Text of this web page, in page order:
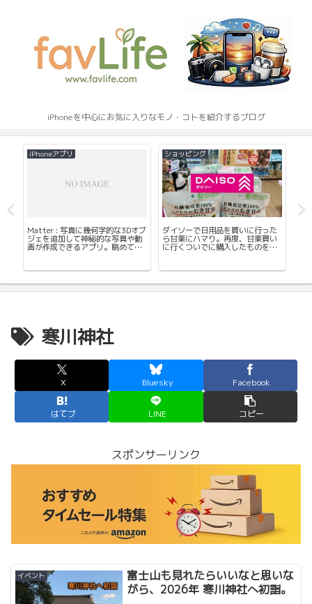
iPhoneを中心にお気に入りなモノ・コトを紹介するブログ
iPhoneアプリ
Matter : 写真に幾何学的な3Dオブ
ジェを追加して神秘的な写真や動
画が作成できるアプリ。眺めてい
ショッピング
ダイソーで日用品を買いに行った
ら甘栗にハマり。再度、甘栗買い
に行くついでに購入したものを紹
寒川神社
X Bluesky Facebook
はてブ LINE コピー
スポンサーリンク
イベント
富士山も見れたらいいなと思いな
がら、2026年 寒川神社へ初詣。